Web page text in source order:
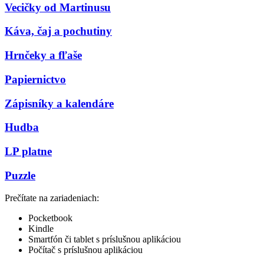
Vecičky od Martinusu
Káva, čaj a pochutiny
Hrnčeky a fľaše
Papiernictvo
Zápisníky a kalendáre
Hudba
LP platne
Puzzle
Prečítate na zariadeniach:
Pocketbook
Kindle
Smartfón či tablet s príslušnou aplikáciou
Počítač s príslušnou aplikáciou